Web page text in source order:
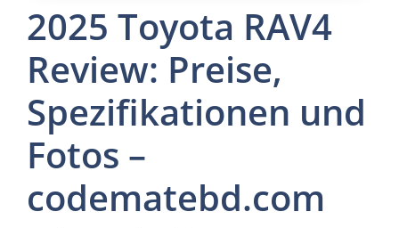
2025 Toyota RAV4
Review: Preise,
Spezifikationen und
Fotos –
codematebd.com